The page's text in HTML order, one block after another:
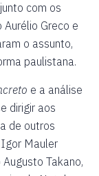
com os
Greco e
o assunto,
paulistana.
e a análise
dirigir aos
de outros
Mauler
Takano,